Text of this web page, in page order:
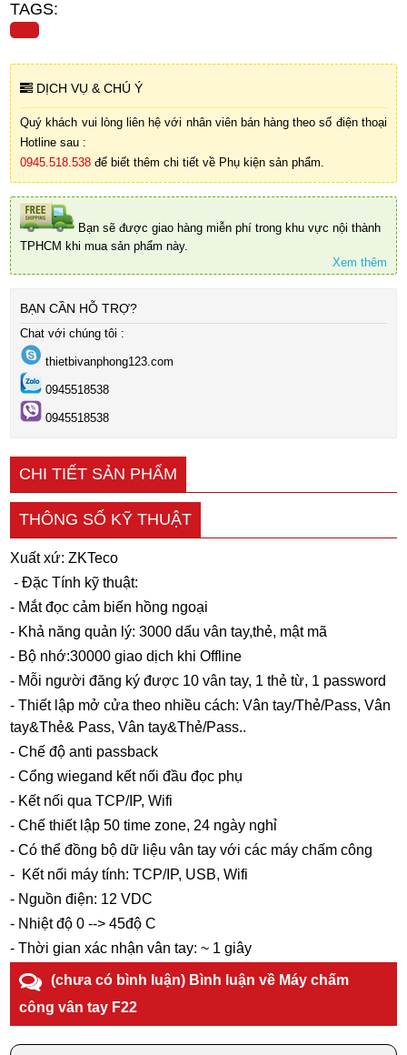
TAGS:
DỊCH VỤ & CHÚ Ý
Quý khách vui lòng liên hệ với nhân viên bán hàng theo số điện thoại
Hotline sau :
0945.518.538 để biết thêm chi tiết về Phụ kiện sản phẩm.
Bạn sẽ được giao hàng miễn phí trong khu vực nội thành
TPHCM khi mua sản phẩm này.
Xem thêm
BẠN CẦN HỖ TRỢ?
Chat với chúng tôi :
thietbivanphong123.com
0945518538
0945518538
CHI TIẾT SẢN PHẨM
THÔNG SỐ KỸ THUẬT
Xuất xứ: ZKTeco
- Đặc Tính kỹ thuật:
- Mắt đọc cảm biến hồng ngoại
- Khả năng quản lý: 3000 dấu vân tay,thẻ, mật mã
- Bộ nhớ:30000 giao dịch khi Offline
- Mỗi người đăng ký được 10 vân tay, 1 thẻ từ, 1 password
- Thiết lập mở cửa theo nhiều cách: Vân tay/Thẻ/Pass, Vân
tay&Thẻ& Pass, Vân tay&Thẻ/Pass..
- Chế độ anti passback
- Cổng wiegand kết nối đầu đọc phụ
- Kết nối qua TCP/IP, Wifi
- Chế thiết lập 50 time zone, 24 ngày nghỉ
- Có thể đồng bộ dữ liệu vân tay với các máy chấm công
- Kết nối máy tính: TCP/IP, USB, Wifi
- Nguồn điện: 12 VDC
- Nhiệt độ 0 --> 45độ C
- Thời gian xác nhận vân tay: ~ 1 giây
(chưa có bình luận) Bình luận về Máy chấm
công vân tay F22